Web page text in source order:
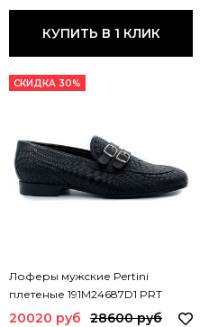
КУПИТЬ В 1 КЛИК
СКИДКА 30%
Лоферы мужские Pertini
плетеные 191M24687D1 PRT
20020 руб 28600 руб